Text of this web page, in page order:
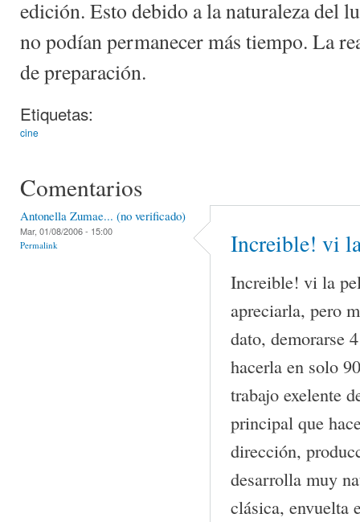
edición. Esto debido a la naturaleza del
no podían permanecer más tiempo. La
de preparación.
Etiquetas:
cine
Comentarios
Antonella Zumae... (no verificado)
Mar, 01/08/2006 - 15:00
Permalink Increible! vi
Increible! vi la
apreciarla, pero
dato, demorarse
hacerla en solo
trabajo exelente
principal que
dirección,
desarrolla muy
clásica, envuelta